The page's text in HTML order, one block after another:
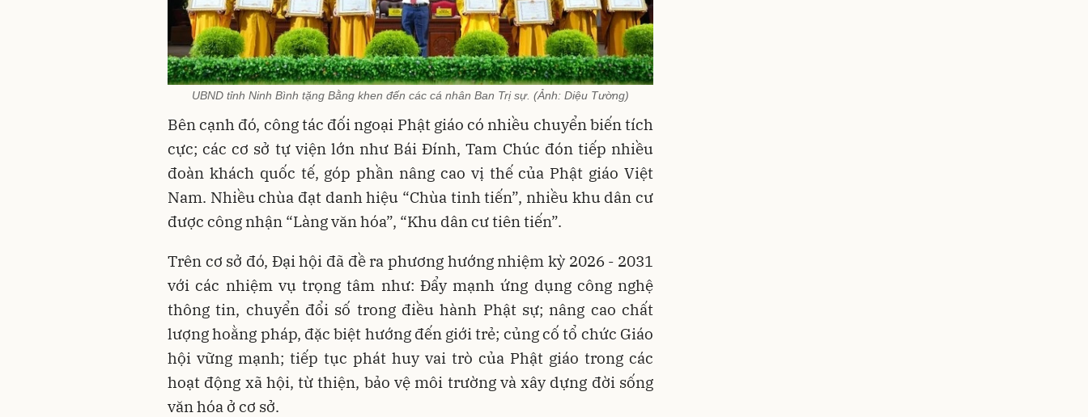
UBND tỉnh Ninh Bình tặng Bằng khen đến các cá nhân Ban Trị sự. (Ảnh: Diệu Tường)
Bên cạnh đó, công tác đối ngoại Phật giáo có nhiều chuyển biến tích
cực; các cơ sở tự viện lớn như Bái Đính, Tam Chúc đón tiếp nhiều
đoàn khách quốc tế, góp phần nâng cao vị thế của Phật giáo Việt
Nam. Nhiều chùa đạt danh hiệu “Chùa tinh tiến”, nhiều khu dân cư
được công nhận “Làng văn hóa”, “Khu dân cư tiên tiến”.
Trên cơ sở đó, Đại hội đã đề ra phương hướng nhiệm kỳ 2026 - 2031
với các nhiệm vụ trọng tâm như: Đẩy mạnh ứng dụng công nghệ
thông tin, chuyển đổi số trong điều hành Phật sự; nâng cao chất
lượng hoằng pháp, đặc biệt hướng đến giới trẻ; củng cố tổ chức Giáo
hội vững mạnh; tiếp tục phát huy vai trò của Phật giáo trong các
hoạt động xã hội, từ thiện, bảo vệ môi trường và xây dựng đời sống
văn hóa ở cơ sở.